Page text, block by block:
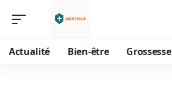
Actualité Bien-être Grossesse